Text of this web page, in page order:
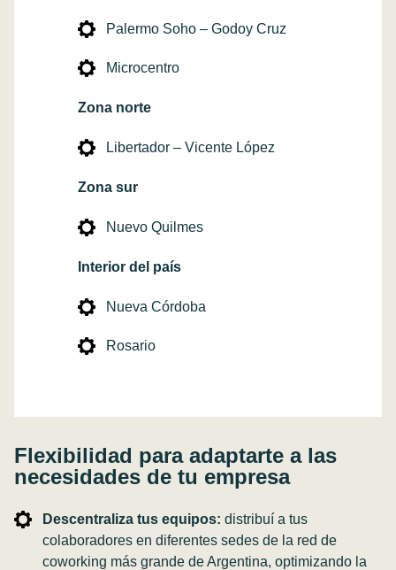
Palermo Soho – Godoy Cruz
Microcentro
Zona norte
Libertador – Vicente López
Zona sur
Nuevo Quilmes
Interior del país
Nueva Córdoba
Rosario
Flexibilidad para adaptarte a las
necesidades de tu empresa
Descentraliza tus equipos: distribuí a tus
colaboradores en diferentes sedes de la red de
coworking más grande de Argentina, optimizando la